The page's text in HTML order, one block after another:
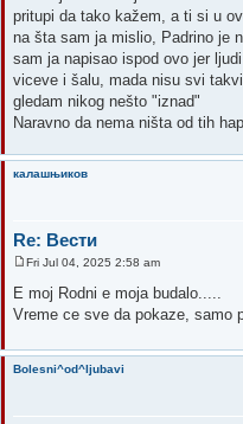
t
pritupi da tako kažem, a ti si u
na šta sam ja mislio, Padrino je
sam ja napisao ispod ovo jer
viceve i šalu, mada nisu svi
gledam nikog nešto "iznad"
Naravno da nema ništa od tih
калашњиков
Re: Вести
s
t
Fri Jul 04, 2025 2:58 am
E moj Rodni e moja budalo.....
Vreme ce sve da pokaze, samo
Bolesni^od^ljubavi